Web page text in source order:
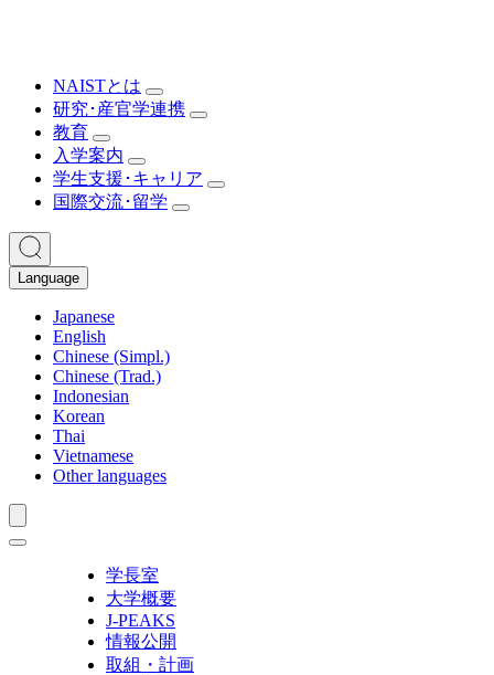
NAISTとは
研究･産官学連携
教育
入学案内
学生支援･キャリア
国際交流･留学
Language
Japanese
English
Chinese (Simpl.)
Chinese (Trad.)
Indonesian
Korean
Thai
Vietnamese
Other languages
学長室
大学概要
J-PEAKS
情報公開
取組・計画